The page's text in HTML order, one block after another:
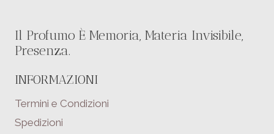
Il Profumo È Memoria, Materia Invisibile,
Presenza.
INFORMAZIONI
Termini e Condizioni
Spedizioni